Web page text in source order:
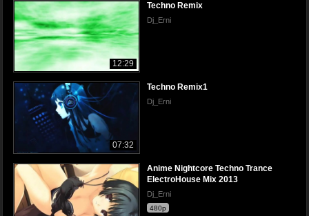
12:29
Techno Remix
Dj_Erni
07:32
Techno Remix1
Dj_Erni
Anime Nightcore Techno Trance
ElectroHouse Mix 2013
Dj_Erni
480p